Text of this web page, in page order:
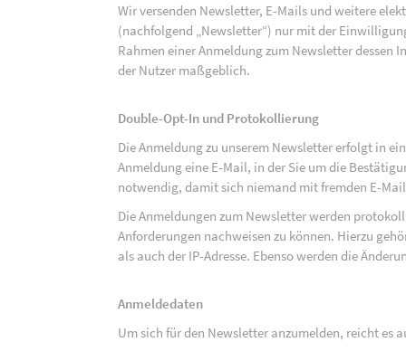
Wir versenden Newsletter, E-Mails und weitere
(nachfolgend „Newsletter“) nur mit der
Rahmen einer Anmeldung zum Newsletter
der Nutzer maßgeblich.
Double-Opt-In und Protokollierung
Die Anmeldung zu unserem Newsletter erfolgt in
Anmeldung eine E-Mail, in der Sie um die
notwendig, damit sich niemand mit fremden E-
Die Anmeldungen zum Newsletter werden
Anforderungen nachweisen zu können. Hierzu
als auch der IP-Adresse. Ebenso werden die
Anmeldedaten
Um sich für den Newsletter anzumelden, reicht es